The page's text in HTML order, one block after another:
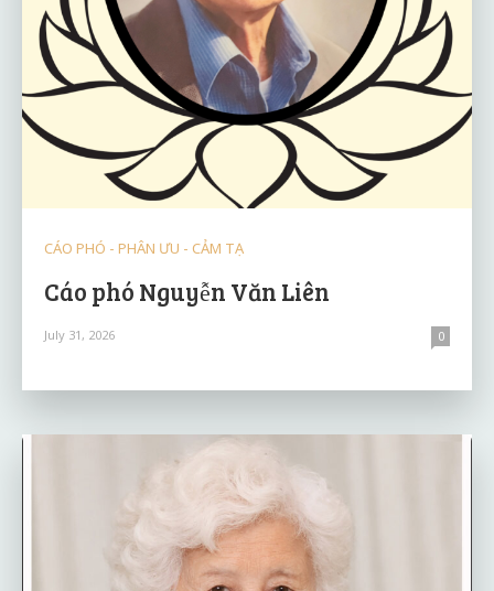
CÁO PHÓ - PHÂN ƯU - CẢM TẠ
Cáo phó Nguyễn Văn Liên
July 31, 2026 0